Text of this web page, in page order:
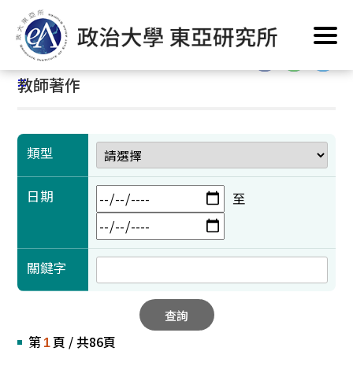
到
要
內
塊
首頁/
:::
:::
教師著作
類型
日期 至
關鍵字
查詢
第 1 頁 / 共86頁